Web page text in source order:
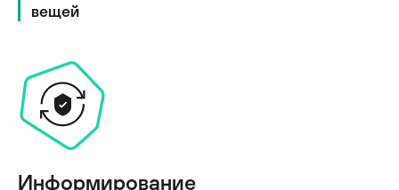
вещей
Информирование